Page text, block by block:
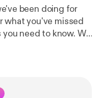
been doing for
what you've missed
need to know. We
some real estate